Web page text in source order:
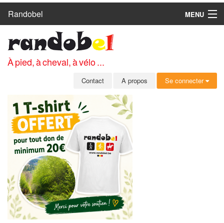
Randobel
MENU
CIRCUITS
CLUBS
MEMBRES
SE CONNECTER
INSCRIPTION GRATUITE
MOT DE PASSE OUBLIÉ
À pied, à cheval, à vélo ...
Contact A propos Se connecter